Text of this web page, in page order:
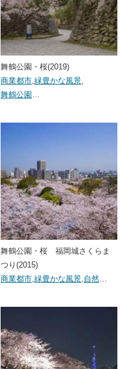
舞鶴公園・桜(2019)
商業都市,緑豊かな風景,
舞鶴公園 …
舞鶴公園・桜 福岡城さくらま
つり(2015)
商業都市,緑豊かな風景,自然…